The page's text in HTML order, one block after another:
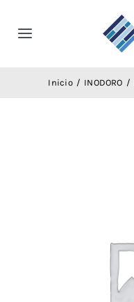
Toggle
Inicio INODORO